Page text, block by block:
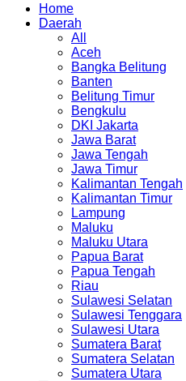
Home
Daerah
All
Aceh
Bangka Belitung
Banten
Belitung Timur
Bengkulu
DKI Jakarta
Jawa Barat
Jawa Tengah
Jawa Timur
Kalimantan Tengah
Kalimantan Timur
Lampung
Maluku
Maluku Utara
Papua Barat
Papua Tengah
Riau
Sulawesi Selatan
Sulawesi Tenggara
Sulawesi Utara
Sumatera Barat
Sumatera Selatan
Sumatera Utara